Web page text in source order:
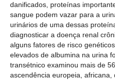
danificados, proteínas
sangue podem vazar para a
urinários de uma dessas
diagnosticar a doença renal
alguns fatores de risco
elevados de albumina na urina
transétnico examinou mais de
ascendência europeia,